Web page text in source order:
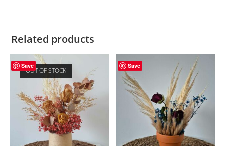
Related products
Save
OUT OF STOCK
Save